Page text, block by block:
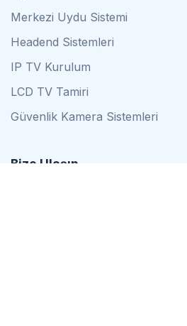
Merkezi Uydu Sistemi
Headend Sistemleri
IP TV Kurulum
LCD TV Tamiri
Güvenlik Kamera Sistemleri
Bize Ulaşın